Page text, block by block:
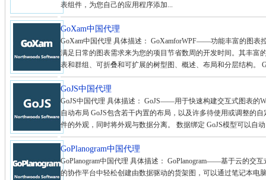
表组件，为您自己的应用程序添加...
GoXam中国代理
GoXam中国代理 具体描述： GoXamforWPF——功能丰富的图表
满足日常的图表需求来为您的项目节省数周的开发时间。其丰富
表和群组、可折叠和可扩展的树型图、概述、布局和分层结构。
GoJS中国代理
GoJS中国代理 具体描述： GoJS——用于快速构建交互式图表的
自动布局 GoJS包含若干内置的布局，以及许多待使用或调整的
件的外观，同时将外观与数据分离。 数据绑定 GoJS模型可以自
GoPlanogram中国代理
GoPlanogram中国代理 具体描述： GoPlanogram——基于云的交
的协作平台中轻松创建由数据驱动的货架图，可以通过笔记本电